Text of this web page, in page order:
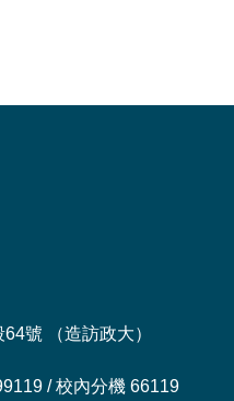
號 （造訪政大）
/ 校內分機 66119